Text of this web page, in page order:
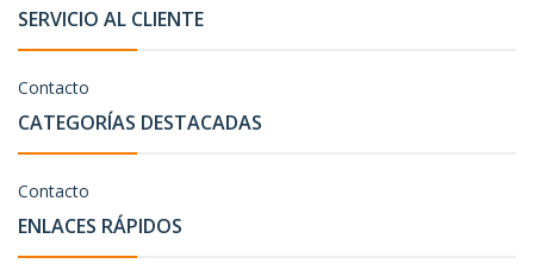
SERVICIO AL CLIENTE
Contacto
CATEGORÍAS DESTACADAS
Contacto
ENLACES RÁPIDOS